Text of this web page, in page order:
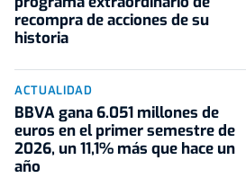
recompra de acciones de su
historia
ACTUALIDAD
BBVA gana 6.051 millones de
euros en el primer semestre de
2026, un 11,1% más que hace un
año